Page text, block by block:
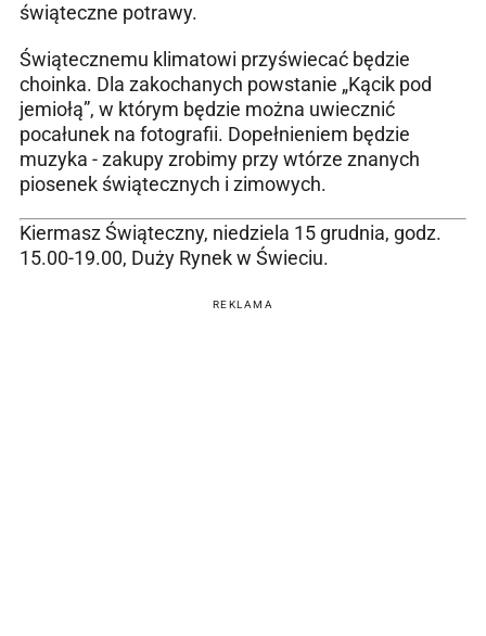
świąteczne potrawy.
Świątecznemu klimatowi przyświecać będzie
choinka. Dla zakochanych powstanie „Kącik pod
jemiołą”, w którym będzie można uwiecznić
pocałunek na fotografii. Dopełnieniem będzie
muzyka - zakupy zrobimy przy wtórze znanych
piosenek świątecznych i zimowych.
Kiermasz Świąteczny, niedziela 15 grudnia, godz.
15.00-19.00, Duży Rynek w Świeciu.
REKLAMA